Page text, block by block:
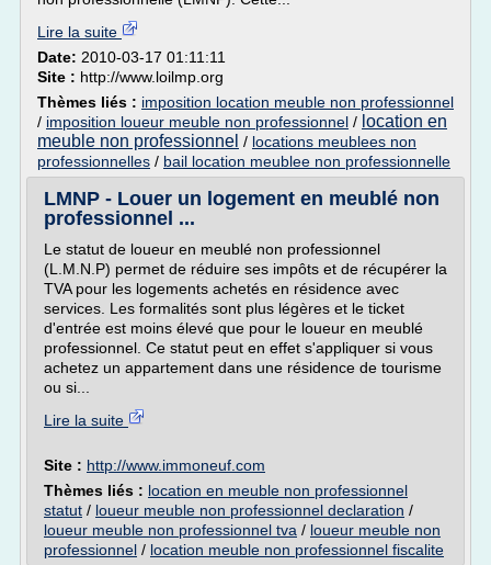
Lire la suite
Date: 2010-03-17 01:11:11
Site : http://www.loilmp.org
Thèmes liés : imposition location meuble non professionnel
/ imposition loueur meuble non professionnel / location en
meuble non professionnel / locations meublees non
professionnelles / bail location meublee non professionnelle
LMNP - Louer un logement en meublé non
professionnel ...
Le statut de loueur en meublé non professionnel
(L.M.N.P) permet de réduire ses impôts et de récupérer la
TVA pour les logements achetés en résidence avec
services. Les formalités sont plus légères et le ticket
d'entrée est moins élevé que pour le loueur en meublé
professionnel. Ce statut peut en effet s'appliquer si vous
achetez un appartement dans une résidence de tourisme
ou si...
Lire la suite
Site : http://www.immoneuf.com
Thèmes liés : location en meuble non professionnel
statut / loueur meuble non professionnel declaration /
loueur meuble non professionnel tva / loueur meuble non
professionnel / location meuble non professionnel fiscalite